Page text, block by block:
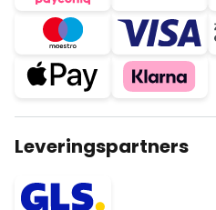
Leveringspartners